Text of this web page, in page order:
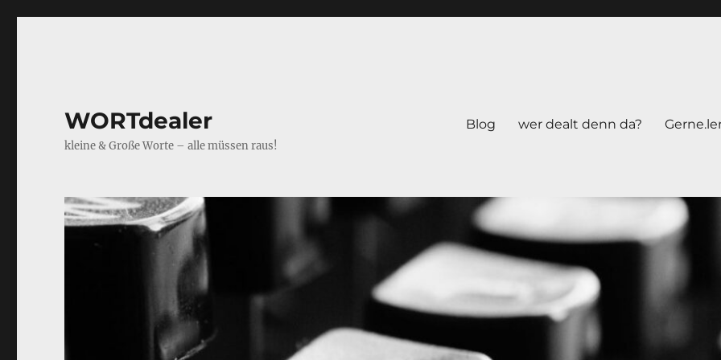
WORTdealer
kleine & Große Worte – alle müssen raus!
Blog wer dealt denn da?